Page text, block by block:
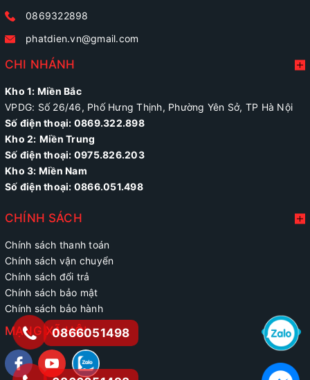
0869322898
phatdien.vn@gmail.com
CHI NHÁNH
Kho 1: Miền Bắc
VPDG: Số 26/46, Phố Hưng Thịnh, Phường Yên Sở, TP Hà Nội
Số điện thoại: 0869.322.898
Kho 2: Miền Trung
Số điện thoại: 0975.826.203
Kho 3: Miền Nam
Số điện thoại: 0866.051.498
CHÍNH SÁCH
Chính sách thanh toán
Chính sách vận chuyển
Chính sách đổi trả
Chính sách bảo mật
Chính sách bảo hành
MẠNG XÃ HỘI0866051498